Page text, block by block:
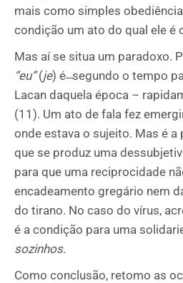
mais como simples
condição um ato do qual ele é
Mas aí se situa um paradoxo.
“eu”(je) é ̶ segundo o tempo
Lacan daquela época –
(11). Um ato de fala fez
onde estava o sujeito. Mas é a
que se produz uma
para que uma reciprocidade
encadeamento gregário nem
do tirano. No caso do vírus,
é a condição para uma
sozinhos.
Como conclusão, retomo as